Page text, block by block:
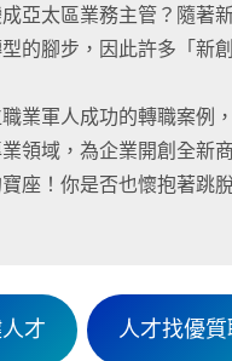
亞太區業務主管？隨著
的腳步，因此許多「新
業軍人成功的轉職案例
領域，為企業開創全新
寶座！你是否也懷抱著跳
才 人才找優